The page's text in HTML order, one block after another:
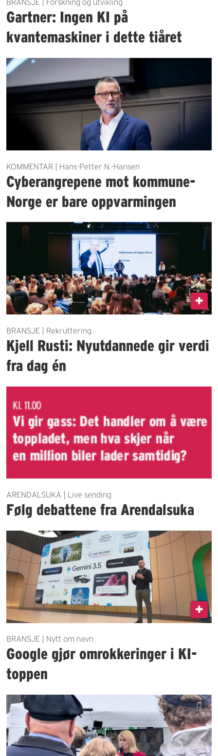
BRANSJE | Forskning og utvikling
Gartner: Ingen KI på
kvantemaskiner i dette tiåret
KOMMENTAR | Hans-Petter N.-Hansen
Cyberangrepene mot kommune-
Norge er bare oppvarmingen
BRANSJE | Rekruttering
Kjell Rusti: Nyutdannede gir verdi
fra dag én
ARENDALSUKA | Live sending
Følg debattene fra Arendalsuka
BRANSJE | Nytt om navn
Google gjør omrokkeringer i KI-
toppen